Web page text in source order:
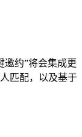
邀约”将会集成更
匹配，以及基于